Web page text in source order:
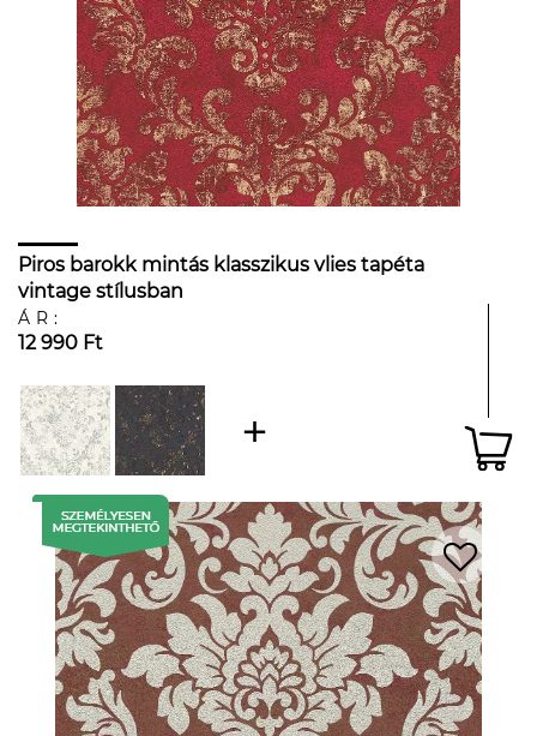
Piros barokk mintás klasszikus vlies tapéta
vintage stílusban
ÁR:
12 990 Ft